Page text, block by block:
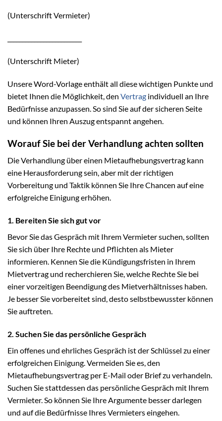
(Unterschrift Vermieter)
(Unterschrift Mieter)
Unsere Word-Vorlage enthält all diese wichtigen Punkte und
bietet Ihnen die Möglichkeit, den Vertrag individuell an Ihre
Bedürfnisse anzupassen. So sind Sie auf der sicheren Seite
und können Ihren Auszug entspannt angehen.
Worauf Sie bei der Verhandlung achten sollten
Die Verhandlung über einen Mietaufhebungsvertrag kann
eine Herausforderung sein, aber mit der richtigen
Vorbereitung und Taktik können Sie Ihre Chancen auf eine
erfolgreiche Einigung erhöhen.
1. Bereiten Sie sich gut vor
Bevor Sie das Gespräch mit Ihrem Vermieter suchen, sollten
Sie sich über Ihre Rechte und Pflichten als Mieter
informieren. Kennen Sie die Kündigungsfristen in Ihrem
Mietvertrag und recherchieren Sie, welche Rechte Sie bei
einer vorzeitigen Beendigung des Mietverhältnisses haben.
Je besser Sie vorbereitet sind, desto selbstbewusster können
Sie auftreten.
2. Suchen Sie das persönliche Gespräch
Ein offenes und ehrliches Gespräch ist der Schlüssel zu einer
erfolgreichen Einigung. Vermeiden Sie es, den
Mietaufhebungsvertrag per E-Mail oder Brief zu verhandeln.
Suchen Sie stattdessen das persönliche Gespräch mit Ihrem
Vermieter. So können Sie Ihre Argumente besser darlegen
und auf die Bedürfnisse Ihres Vermieters eingehen.